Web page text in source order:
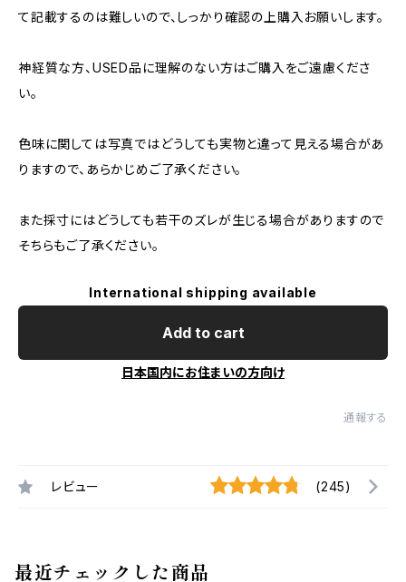
て記載するのは難しいので、しっかり確認の上購入お願いします。
神経質な方、USED品に理解のない方はご購入をご遠慮くださ
い。
色味に関しては写真ではどうしても実物と違って見える場合があ
りますので、あらかじめご了承ください。
また採寸にはどうしても若干のズレが生じる場合がありますので
そちらもご了承ください。
International shipping available
Add to cart
日本国内にお住まいの方向け
通報する
レビュー (245)
最近チェックした商品